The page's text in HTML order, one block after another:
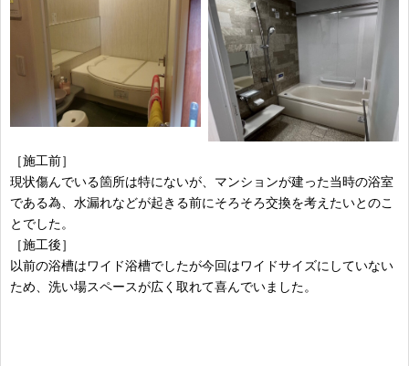
［施工前］
現状傷んでいる箇所は特にないが、マンションが建った当時の浴室
である為、水漏れなどが起きる前にそろそろ交換を考えたいとのこ
とでした。
［施工後］
以前の浴槽はワイド浴槽でしたが今回はワイドサイズにしていない
ため、洗い場スペースが広く取れて喜んでいました。